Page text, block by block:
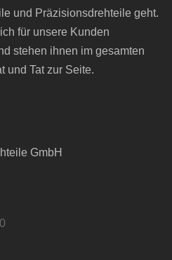
und Präzisionsdrehteile geht.
für unsere Kunden
stehen ihnen im gesamten
und Tat zur Seite.
GmbH